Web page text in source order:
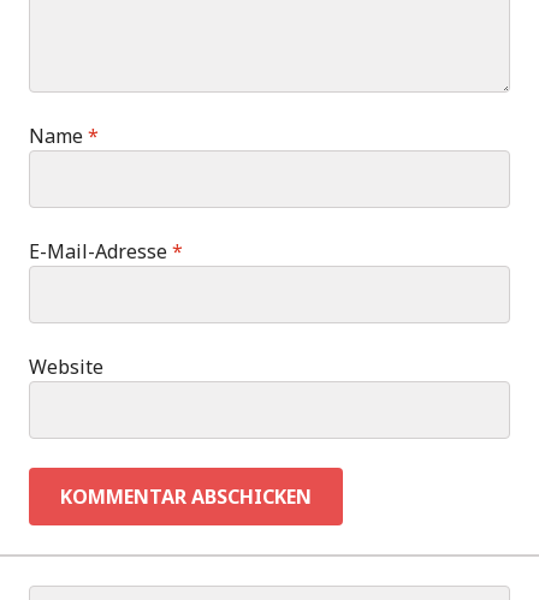
Name*
E-Mail-Adresse*
Website